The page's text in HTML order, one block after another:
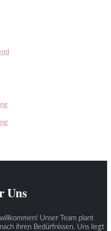
Uns
Unser Team plant
ihren Bedürfnissen. Uns liegt